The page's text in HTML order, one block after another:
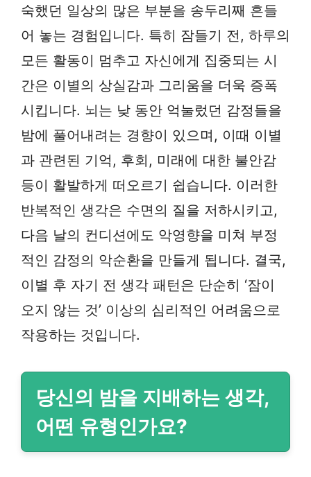
숙했던 일상의 많은 부분을 송두리째 흔들
어 놓는 경험입니다. 특히 잠들기 전, 하루의
모든 활동이 멈추고 자신에게 집중되는 시
간은 이별의 상실감과 그리움을 더욱 증폭
시킵니다. 뇌는 낮 동안 억눌렀던 감정들을
밤에 풀어내려는 경향이 있으며, 이때 이별
과 관련된 기억, 후회, 미래에 대한 불안감
등이 활발하게 떠오르기 쉽습니다. 이러한
반복적인 생각은 수면의 질을 저하시키고,
다음 날의 컨디션에도 악영향을 미쳐 부정
적인 감정의 악순환을 만들게 됩니다. 결국,
이별 후 자기 전 생각 패턴은 단순히 ‘잠이
오지 않는 것’ 이상의 심리적인 어려움으로
작용하는 것입니다.
당신의 밤을 지배하는 생각,
어떤 유형인가요?